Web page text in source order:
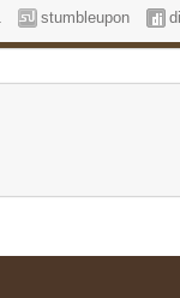
stumbleupon